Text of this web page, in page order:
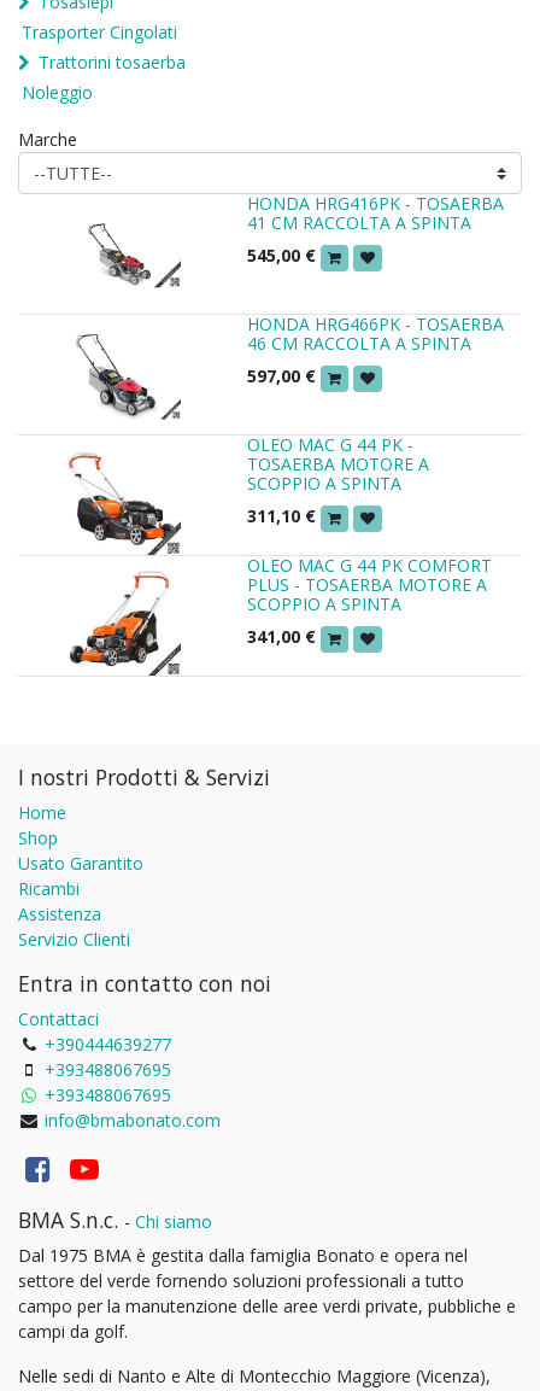
Trasporter Cingolati
Trattorini tosaerba
Noleggio
Marche
HONDA HRG416PK - TOSAERBA
41 CM RACCOLTA A SPINTA
545,00 €
HONDA HRG466PK - TOSAERBA
46 CM RACCOLTA A SPINTA
597,00 €
OLEO MAC G 44 PK -
TOSAERBA MOTORE A
SCOPPIO A SPINTA
311,10 €
OLEO MAC G 44 PK COMFORT
PLUS - TOSAERBA MOTORE A
SCOPPIO A SPINTA
341,00 €
I nostri Prodotti & Servizi
Home
Shop
Usato Garantito
Ricambi
Assistenza
Servizio Clienti
Entra in contatto con noi
Contattaci
+390444639277
+393488067695
+393488067695
info@bmabonato.com
BMA S.n.c. - Chi siamo
Dal 1975 BMA è gestita dalla famiglia Bonato e opera nel
settore del verde fornendo soluzioni professionali a tutto
campo per la manutenzione delle aree verdi private, pubbliche e
campi da golf.
Nelle sedi di Nanto e Alte di Montecchio Maggiore (Vicenza),